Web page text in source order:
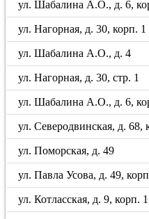
ул. Шабалина А.О., д. 6,
ул. Нагорная, д. 30, корп. 1
ул. Шабалина А.О., д. 4
ул. Нагорная, д. 30, стр. 1
ул. Шабалина А.О., д. 6,
ул. Северодвинская, д. 68,
ул. Поморская, д. 49
ул. Павла Усова, д. 49,
ул. Котласская, д. 9, корп. 1